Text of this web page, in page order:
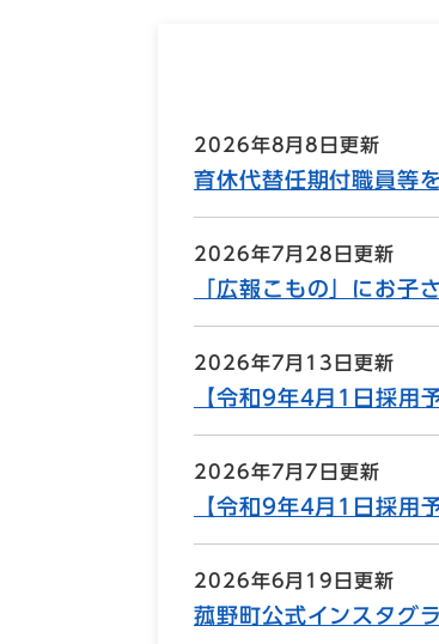
2026年8月8日更新
育休代替任期付職員等
2026年7月28日更新
「広報こもの」にお子
2026年7月13日更新
【令和9年4月1日採用
2026年7月7日更新
【令和9年4月1日採用
2026年6月19日更新
菰野町公式インスタグ